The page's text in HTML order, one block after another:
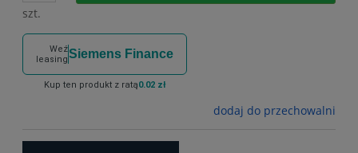
szt.
Weź
leasingSiemens Finance
Kup ten produkt z ratą0.02 zł
dodaj do przechowalni